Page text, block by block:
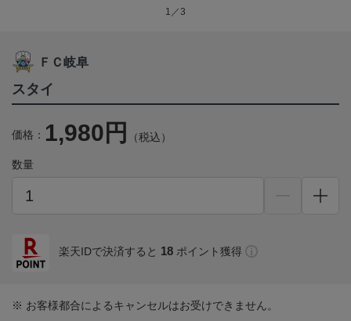
1／3
ＦＣ岐阜
スタイ
価格： 1,980円 （税込）
数量
楽天IDで決済すると 18 ポイント獲得
※ お客様都合によるキャンセルはお受けできません。